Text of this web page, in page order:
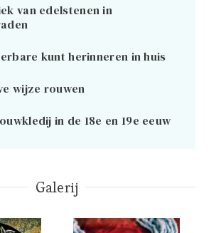
van edelstenen in
kunt herinneren in huis
wijze rouwen
in de 18e en 19e eeuw
Galerij